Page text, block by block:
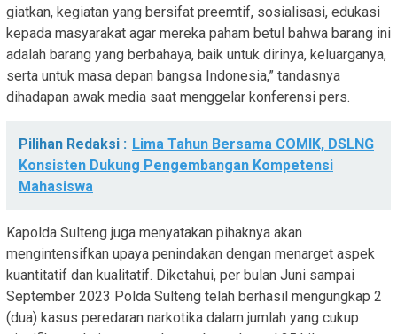
giatkan, kegiatan yang bersifat preemtif, sosialisasi, edukasi
kepada masyarakat agar mereka paham betul bahwa barang ini
adalah barang yang berbahaya, baik untuk dirinya, keluarganya,
serta untuk masa depan bangsa Indonesia,” tandasnya
dihadapan awak media saat menggelar konferensi pers.
Pilihan Redaksi : Lima Tahun Bersama COMIK, DSLNG
Konsisten Dukung Pengembangan Kompetensi
Mahasiswa
Kapolda Sulteng juga menyatakan pihaknya akan
mengintensifkan upaya penindakan dengan menarget aspek
kuantitatif dan kualitatif. Diketahui, per bulan Juni sampai
September 2023 Polda Sulteng telah berhasil mengungkap 2
(dua) kasus peredaran narkotika dalam jumlah yang cukup